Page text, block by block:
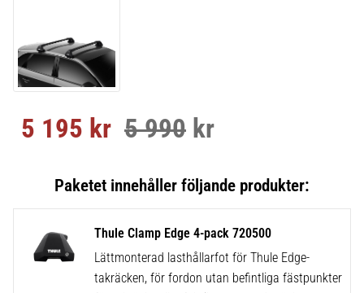
Nedsatt pris:
5 195 kr Ordinarie pris:
5 990 kr
Thule Clamp Edge 4-pack 720500
Lättmonterad lasthållarfot för Thule Edge-
takräcken, för fordon utan befintliga fästpunkter